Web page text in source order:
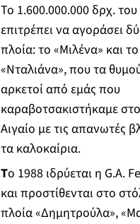
Το 1.600.000.000 δρχ. του
επιτρέπει να αγοράσει
πλοία: το «Μιλένα» και το
«Νταλιάνα», που τα
αρκετοί από εμάς που
καραβοτσακιστήκαμε στο
Αιγαίο με τις απανωτές
τα καλοκαίρια.
Το 1988 ιδρύεται η G.A.
και προστίθενται στο
πλοία «Δημητρούλα»,